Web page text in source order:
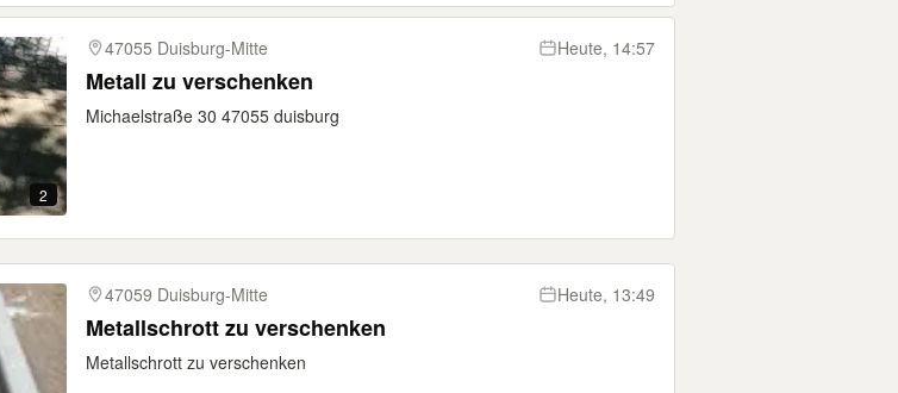
2
47055 Duisburg-Mitte Heute, 14:57
Metall zu verschenken
Michaelstraße 30 47055 duisburg
47059 Duisburg-Mitte Heute, 13:49
Metallschrott zu verschenken
Metallschrott zu verschenken